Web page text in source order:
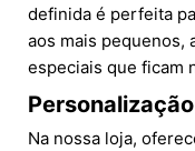
definida é perfeita
aos mais pequenos,
especiais que ficam
Na nossa loja,